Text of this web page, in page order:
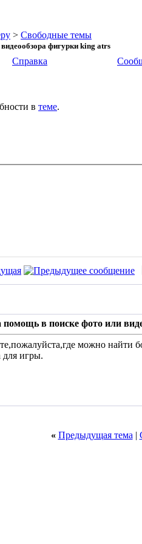
> Свободные темы
фигурки king atrs
Справка
в теме.
в поиске фото или
можно
для игры.
« Предыдущая тема |